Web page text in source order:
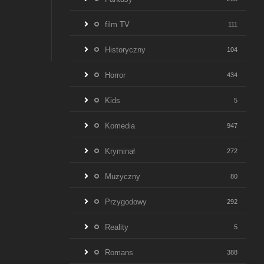
film TV 111
Historyczny 104
Horror 434
Kids 5
Komedia 947
Kryminał 272
Muzyczny 80
Przygodowy 292
Reality 5
Romans 388